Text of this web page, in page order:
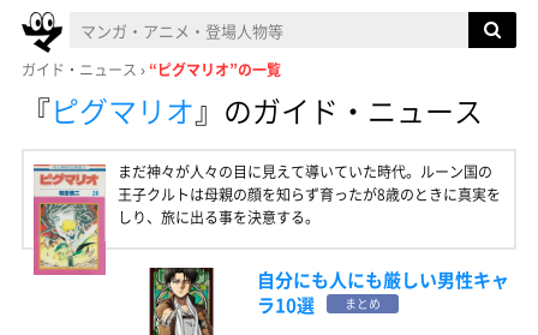
ガイド・ニュース “ピグマリオ”の一覧
『ピグマリオ』 のガイド・ニュース
まだ神々が人々の目に見えて導いていた時代。ルーン国の
王子クルトは母親の顔を知らず育ったが8歳のときに真実を
しり、旅に出る事を決意する。
自分にも人にも厳しい男性キャ
ラ10選
まとめ